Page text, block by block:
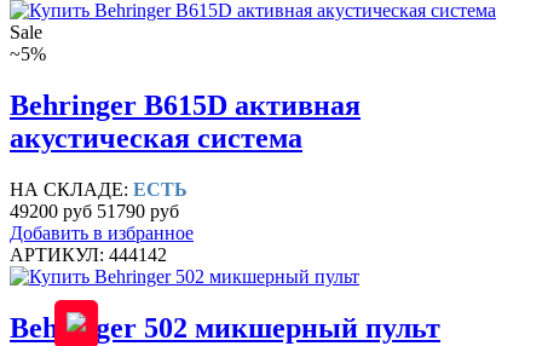
Sale
~5%
Behringer B615D активная
акустическая система
НА СКЛАДЕ: ЕСТЬ
49200 руб 51790 руб
Добавить в избранное
АРТИКУЛ: 444142
Behringer 502 микшерный пульт